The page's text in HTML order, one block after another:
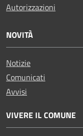
Autorizzazioni
NOVITÀ
Notizie
Comunicati
Avvisi
VIVERE IL COMUNE